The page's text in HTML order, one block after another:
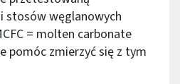
stosów węglanowych
= molten carbonate
pomóc zmierzyć się z tym